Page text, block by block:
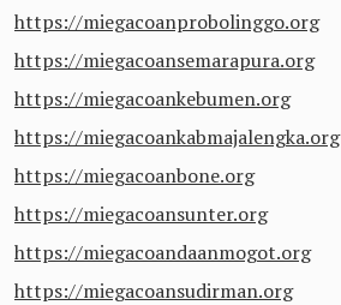
https://miegacoanprobolinggo.org
https://miegacoansemarapura.org
https://miegacoankebumen.org
https://miegacoankabmajalengka.org
https://miegacoanbone.org
https://miegacoansunter.org
https://miegacoandaanmogot.org
https://miegacoansudirman.org